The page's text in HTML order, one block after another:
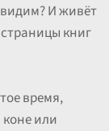
И живёт
книг
время,
коне или